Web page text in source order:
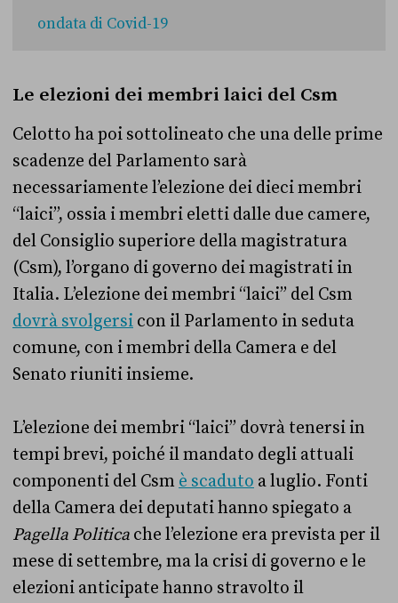
ondata di Covid-19
Le elezioni dei membri laici del Csm
Celotto ha poi sottolineato che una delle prime
scadenze del Parlamento sarà
necessariamente l’elezione dei dieci membri
“laici”, ossia i membri eletti dalle due camere,
del Consiglio superiore della magistratura
(Csm), l’organo di governo dei magistrati in
Italia. L’elezione dei membri “laici” del Csm
dovrà svolgersi con il Parlamento in seduta
comune, con i membri della Camera e del
Senato riuniti insieme.
L’elezione dei membri “laici” dovrà tenersi in
tempi brevi, poiché il mandato degli attuali
componenti del Csm è scaduto a luglio. Fonti
della Camera dei deputati hanno spiegato a
Pagella Politica che l’elezione era prevista per il
mese di settembre, ma la crisi di governo e le
elezioni anticipate hanno stravolto il